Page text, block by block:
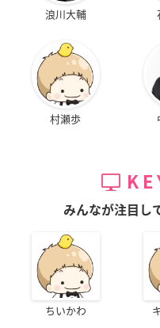
浪川大輔
村瀬歩
みんなが注目し
ちいかわ